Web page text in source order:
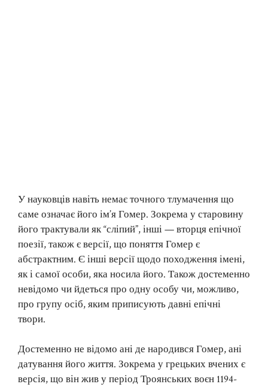
У науковців навіть немає точного тлумачення що
саме означає його ім’я Гомер. Зокрема у старовину
його трактували як “сліпий”, інші — вторця епічної
поезії, також є версії, що поняття Гомер є
абстрактним. Є інші версії щодо походження імені,
як і самої особи, яка носила його. Також достеменно
невідомо чи йдеться про одну особу чи, можливо,
про групу осіб, яким приписують давні епічні
твори.
Достеменно не відомо ані де народився Гомер, ані
датування його життя. Зокрема у грецьких вчених є
версія, що він жив у період Троянських воєн 1194-